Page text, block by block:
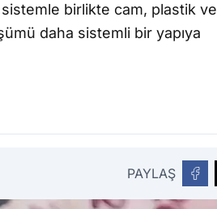
birlikte cam, plastik ve
daha sistemli bir yapıya
PAYLAŞ